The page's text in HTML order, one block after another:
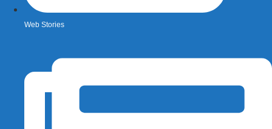
Web Stories